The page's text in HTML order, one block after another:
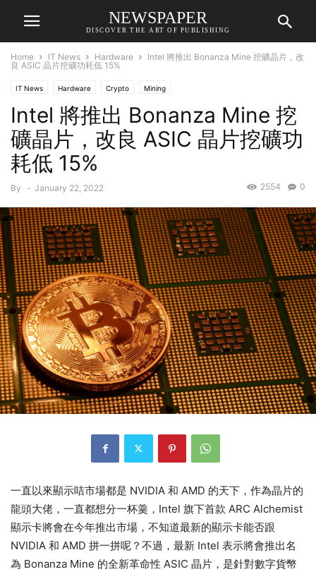
NEWSPAPER
DISCOVER THE ART OF PUBLISHING
Home IT News Hardware
Intel 將推出 Bonanza Mine 挖礦晶片，改
良 ASIC 晶片挖礦功耗低 15%
IT News Hardware Crypto Mining
Intel 將推出 Bonanza Mine 挖
礦晶片，改良 ASIC 晶片挖礦功
耗低 15%
By - January 22, 2022 0
2554
一直以來顯示咭市場都是 NVIDIA 和 AMD 的天下，作為晶片的
龍頭大佬，一直都想分一杯羹，Intel 旗下首款 ARC Alchemist
顯示卡將會在今年推出市場，不知道最新的顯示卡能否跟
NVIDIA 和 AMD 拼一拼呢？不過，最新 Intel 表示將會推出名
為 Bonanza Mine 的全新革命性 ASIC 晶片，是針對數字貨幣